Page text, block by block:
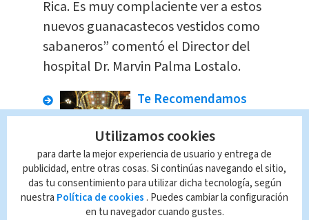
Rica. Es muy complaciente ver a estos
nuevos guanacastecos vestidos como
sabaneros” comentó el Director del
hospital Dr. Marvin Palma Lostalo.
Te Recomendamos
#SigaLaRuta con
estas
recomendaciones
para hacer la
Romería
Nacional Javier Mota
Utilizamos cookies
para darte la mejor experiencia de usuario y entrega de
publicidad, entre otras cosas. Si continúas navegando el sitio,
das tu consentimiento para utilizar dicha tecnología, según
nuestra Política de cookies . Puedes cambiar la configuración
en tu navegador cuando gustes.